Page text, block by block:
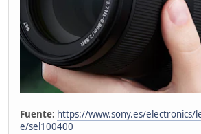
Fuente: https://www.sony.es/electronics/
e/sel100400